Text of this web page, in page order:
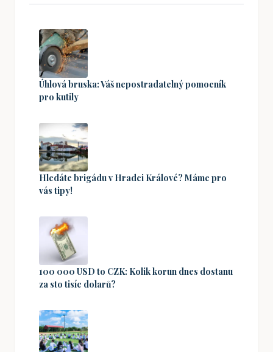
Úhlová bruska: Váš nepostradatelný pomocník
pro kutily
Hledáte brigádu v Hradci Králové? Máme pro
vás tipy!
100 000 USD to CZK: Kolik korun dnes dostanu
za sto tisíc dolarů?